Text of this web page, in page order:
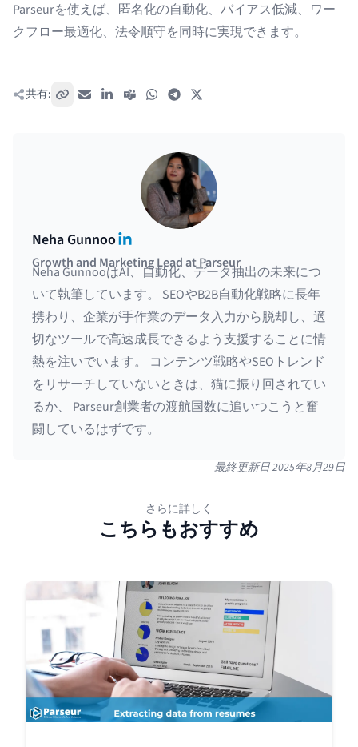
Parseurを使えば、匿名化の自動化、バイアス低減、ワー
クフロー最適化、法令順守を同時に実現できます。
共有: リンクをコピー
メールLinkedIn
Teams WhatsAppTelegram
Neha GunnooLinkedIn
Growth and Marketing Lead at Parseur
Neha GunnooはAI、自動化、データ抽出の未来につ
いて執筆しています。 SEOやB2B自動化戦略に長年
携わり、企業が手作業のデータ入力から脱却し、適
切なツールで高速成長できるよう支援することに情
熱を注いでいます。 コンテンツ戦略やSEOトレンド
をリサーチしていないときは、猫に振り回されてい
るか、 Parseur創業者の渡航国数に追いつこうと奮
闘しているはずです。
最終更新日2025年8月29日
さらに詳しく
こちらもおすすめ